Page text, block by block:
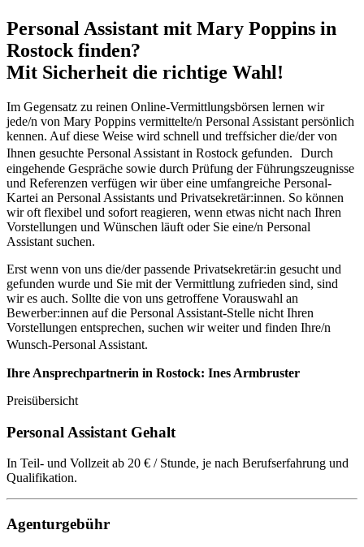
Personal Assistant mit Mary Poppins in
Rostock finden?
Mit Sicherheit die richtige Wahl!
Im Gegensatz zu reinen Online-Vermittlungsbörsen lernen wir
jede/n von Mary Poppins vermittelte/n Personal Assistant persönlich
kennen. Auf diese Weise wird schnell und treffsicher die/der von
Ihnen gesuchte Personal Assistant in Rostock gefunden. Durch
eingehende Gespräche sowie durch Prüfung der Führungszeugnisse
und Referenzen verfügen wir über eine umfangreiche Personal-
Kartei an Personal Assistants und Privatsekretär:innen. So können
wir oft flexibel und sofort reagieren, wenn etwas nicht nach Ihren
Vorstellungen und Wünschen läuft oder Sie eine/n Personal
Assistant suchen.
Erst wenn von uns die/der passende Privatsekretär:in gesucht und
gefunden wurde und Sie mit der Vermittlung zufrieden sind, sind
wir es auch. Sollte die von uns getroffene Vorauswahl an
Bewerber:innen auf die Personal Assistant-Stelle nicht Ihren
Vorstellungen entsprechen, suchen wir weiter und finden Ihre/n
Wunsch-Personal Assistant.
Ihre Ansprechpartnerin in Rostock: Ines Armbruster
Preisübersicht
Personal Assistant Gehalt
In Teil- und Vollzeit ab 20 € / Stunde, je nach Berufserfahrung und
Qualifikation.
Agenturgebühr